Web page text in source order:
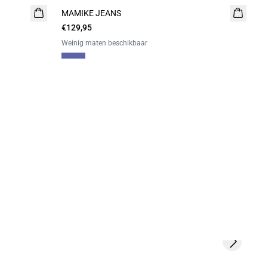
MAMIKE JEANS
€129,95
Weinig maten beschikbaar
Next